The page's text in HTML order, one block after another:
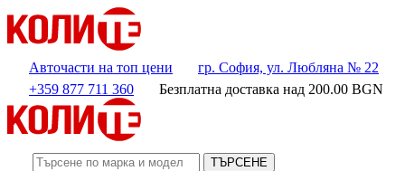
Авточасти на топ цени
гр. София, ул. Любляна № 22
+359 877 711 360
Безплатна доставка над 200.00 BGN
ТЪРСЕНЕ